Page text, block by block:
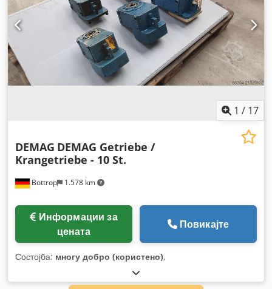
1 / 17
Bottrop 1.578 km
DEMAG DEMAG Getriebe /
Krangetriebe - 10 St.
цената
Повикајте
Состојба: многу добро (користено),